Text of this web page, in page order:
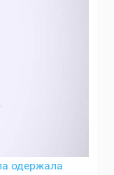
одержала